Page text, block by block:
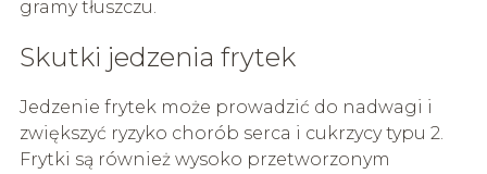
gramy tłuszczu.
Skutki jedzenia frytek
Jedzenie frytek może prowadzić do nadwagi i
zwiększyć ryzyko chorób serca i cukrzycy typu 2.
Frytki są również wysoko przetworzonym